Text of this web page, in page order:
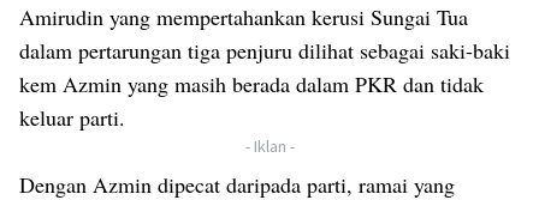
Amirudin yang mempertahankan kerusi Sungai Tua
dalam pertarungan tiga penjuru dilihat sebagai saki-baki
kem Azmin yang masih berada dalam PKR dan tidak
keluar parti.
- Iklan -
Dengan Azmin dipecat daripada parti, ramai yang